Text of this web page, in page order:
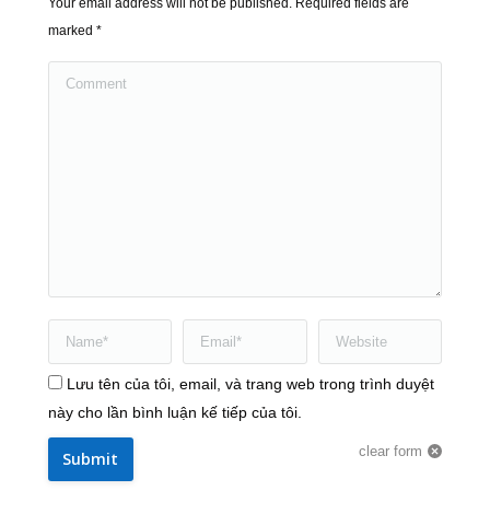
marked *
Lưu tên của tôi, email, và trang web trong trình duyệt
này cho lần bình luận kế tiếp của tôi.
clear form
Submit